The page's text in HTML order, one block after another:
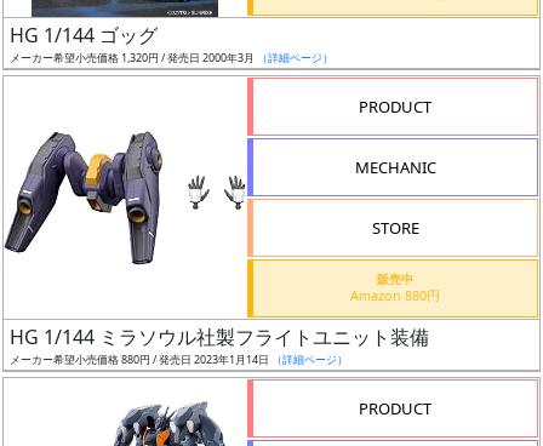
日
発
売
Web
プッ
シュ
通知
対象
ギ
ャ
ラ
HG 1/144 ゴッグ
メーカー希望小売価格 1,320円 / 発売日 2000年3月 （詳細ページ）
PRODUCT
MECHANIC
STORE
販売中
Amazon 880円
HG 1/144 ミラソウル社製フライトユニット装備
メーカー希望小売価格 880円 / 発売日 2023年1月14日 （詳細ページ）
PRODUCT